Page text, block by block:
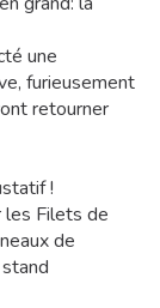
une
furieusement
retourner
!
les Filets de
de